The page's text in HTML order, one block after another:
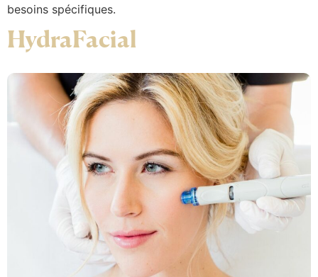
besoins spécifiques.
HydraFacial